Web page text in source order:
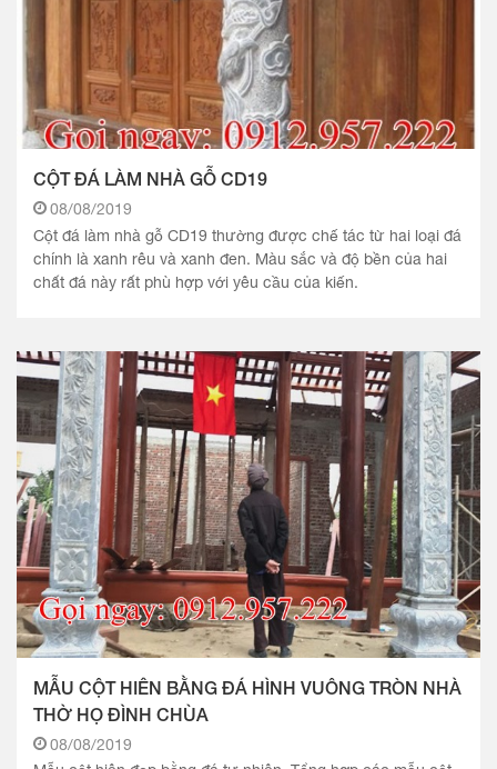
CỘT ĐÁ LÀM NHÀ GỖ CD19
08/08/2019
Cột đá làm nhà gỗ CD19 thường được chế tác từ hai loại đá
chính là xanh rêu và xanh đen. Màu sắc và độ bền của hai
chất đá này rất phù hợp với yêu cầu của kiến.
MẪU CỘT HIÊN BẰNG ĐÁ HÌNH VUÔNG TRÒN NHÀ
THỜ HỌ ĐÌNH CHÙA
08/08/2019